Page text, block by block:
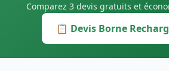
Comparez 3 devis gratuits et
📋 Devis Borne